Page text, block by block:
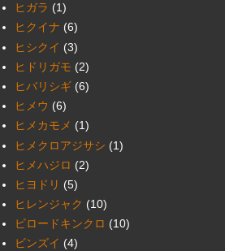
ヒガラ (1)
ヒクイナ (6)
ヒシクイ (3)
ヒドリガモ (2)
ヒバリシギ (6)
ヒメウ (6)
ヒメカモメ (1)
ヒメクロアジサシ (1)
ヒメハジロ (2)
ヒヨドリ (5)
ヒレンジャク (10)
ビロードキンクロ (10)
ビンズイ (4)